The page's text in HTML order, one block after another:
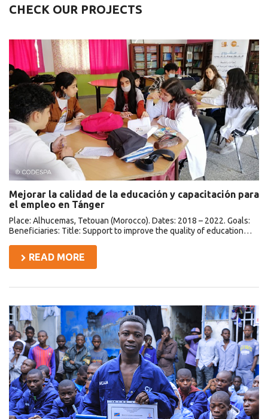
CHECK OUR PROJECTS
Mejorar la calidad de la educación y capacitación para
el empleo en Tánger
Place: Alhucemas, Tetouan (Morocco). Dates: 2018 – 2022. Goals:
Beneficiaries: Title: Support to improve the quality of education…
READ MORE
la
calidad
de
la
educación
y
capacitación
para
el
empleo
Tánger
profesional
para
jóvenes
víctimas
de
la
violencia
en
R.D.
Congo